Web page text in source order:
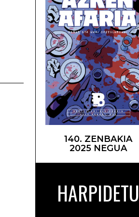
140. ZENBAKIA
2025 NEGUA
HARPIDETU